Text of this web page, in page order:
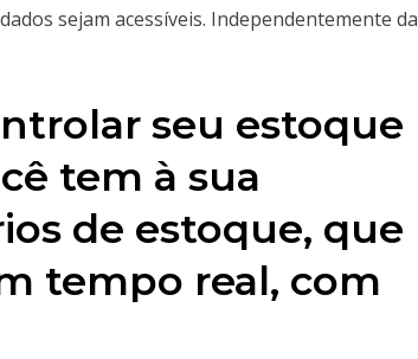
sejam acessíveis. Independentemente da
seu estoque
tem à sua
de estoque, que
tempo real, com